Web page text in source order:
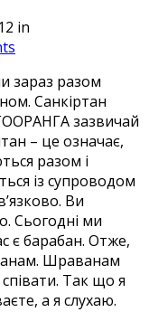
in
зараз разом
Санкіртан
зазвичай
– це означає,
разом і
із супроводом
Ви
Сьогодні ми
є барабан. Отже,
Шраванам
Так що я
а я слухаю.